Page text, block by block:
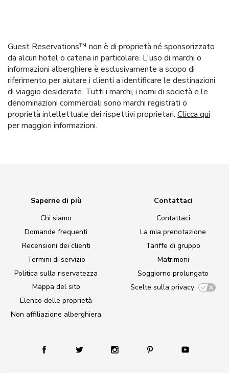
Guest Reservations™ non è di proprietà né sponsorizzato
da alcun hotel o catena in particolare. L'uso di marchi o
informazioni alberghiere è esclusivamente a scopo di
riferimento per aiutare i clienti a identificare le destinazioni
di viaggio desiderate. Tutti i marchi, i nomi di società e le
denominazioni commerciali sono marchi registrati o
proprietà intellettuale dei rispettivi proprietari. Clicca qui
per maggiori informazioni.
Saperne di più
Chi siamo
Domande frequenti
Recensioni dei clienti
Termini di servizio
Politica sulla riservatezza
Mappa del sito
Elenco delle proprietà
Non affiliazione alberghiera
Contattaci
Contattaci
La mia prenotazione
Tariffe di gruppo
Matrimoni
Soggiorno prolungato
Scelte sulla privacy